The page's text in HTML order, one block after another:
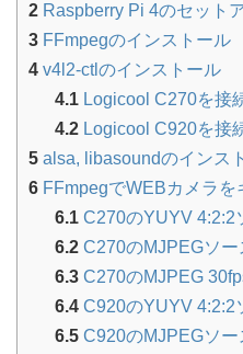
2 Raspberry Pi 4のセット
3 FFmpegのインストール
4 v4l2-ctlのインストール
4.1 Logicool C270を接
4.2 Logicool C920を接
5 alsa, libasoundのインス
6 FFmpegでWEBカメラを
6.1 C270のYUYV 4:2:2
6.2 C270のMJPEGソー
6.3 C270のMJPEG
6.4 C920のYUYV 4:2:2
6.5 C920のMJPEGソー